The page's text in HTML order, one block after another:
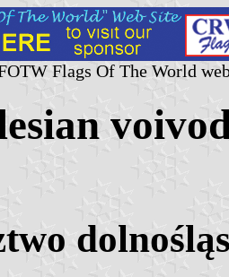
Flags Of The World